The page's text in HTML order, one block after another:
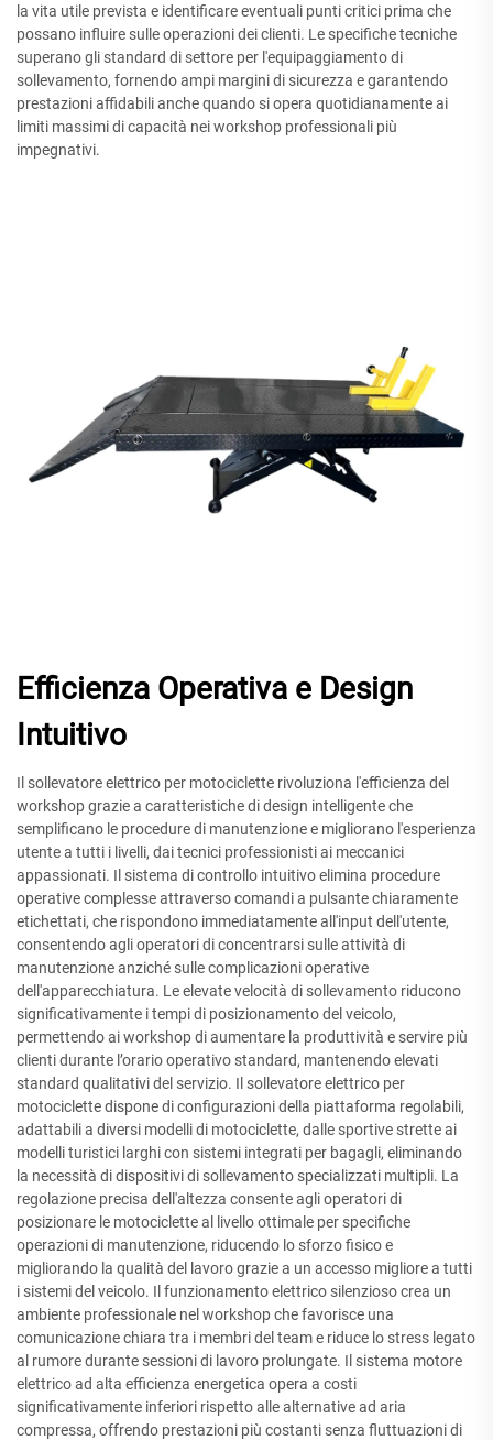
la vita utile prevista e identificare eventuali punti critici prima che
possano influire sulle operazioni dei clienti. Le specifiche tecniche
superano gli standard di settore per l'equipaggiamento di
sollevamento, fornendo ampi margini di sicurezza e garantendo
prestazioni affidabili anche quando si opera quotidianamente ai
limiti massimi di capacità nei workshop professionali più
impegnativi.
Efficienza Operativa e Design
Intuitivo
Il sollevatore elettrico per motociclette rivoluziona l'efficienza del
workshop grazie a caratteristiche di design intelligente che
semplificano le procedure di manutenzione e migliorano l'esperienza
utente a tutti i livelli, dai tecnici professionisti ai meccanici
appassionati. Il sistema di controllo intuitivo elimina procedure
operative complesse attraverso comandi a pulsante chiaramente
etichettati, che rispondono immediatamente all'input dell'utente,
consentendo agli operatori di concentrarsi sulle attività di
manutenzione anziché sulle complicazioni operative
dell'apparecchiatura. Le elevate velocità di sollevamento riducono
significativamente i tempi di posizionamento del veicolo,
permettendo ai workshop di aumentare la produttività e servire più
clienti durante l’orario operativo standard, mantenendo elevati
standard qualitativi del servizio. Il sollevatore elettrico per
motociclette dispone di configurazioni della piattaforma regolabili,
adattabili a diversi modelli di motociclette, dalle sportive strette ai
modelli turistici larghi con sistemi integrati per bagagli, eliminando
la necessità di dispositivi di sollevamento specializzati multipli. La
regolazione precisa dell'altezza consente agli operatori di
posizionare le motociclette al livello ottimale per specifiche
operazioni di manutenzione, riducendo lo sforzo fisico e
migliorando la qualità del lavoro grazie a un accesso migliore a tutti
i sistemi del veicolo. Il funzionamento elettrico silenzioso crea un
ambiente professionale nel workshop che favorisce una
comunicazione chiara tra i membri del team e riduce lo stress legato
al rumore durante sessioni di lavoro prolungate. Il sistema motore
elettrico ad alta efficienza energetica opera a costi
significativamente inferiori rispetto alle alternative ad aria
compressa, offrendo prestazioni più costanti senza fluttuazioni di